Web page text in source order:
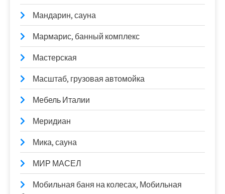
Мандарин, сауна
Мармарис, банный комплекс
Мастерская
Масштаб, грузовая автомойка
Мебель Италии
Меридиан
Мика, сауна
МИР МАСЕЛ
Мобильная баня на колесах, Мобильная